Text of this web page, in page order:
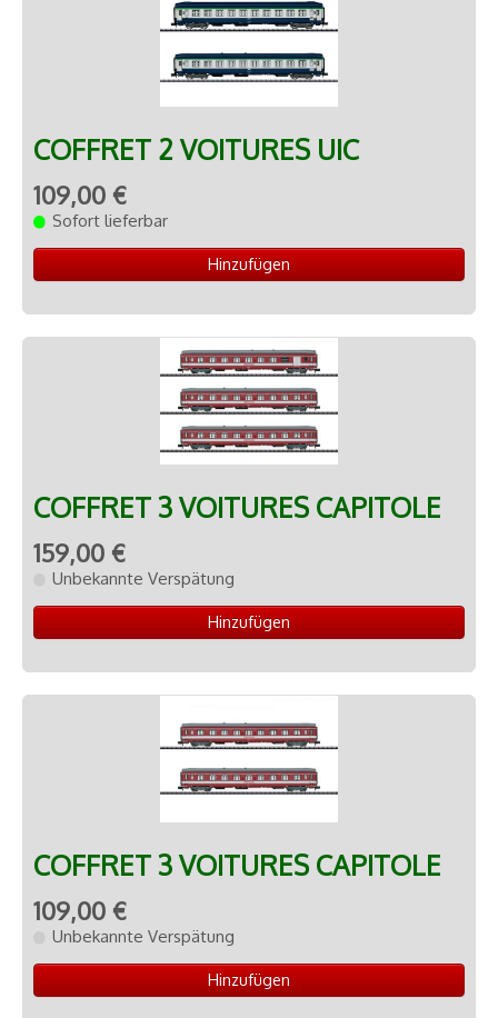
COFFRET 2 VOITURES UIC
109,00 €
Sofort lieferbar
Hinzufügen
COFFRET 3 VOITURES CAPITOLE
159,00 €
Unbekannte Verspätung
Hinzufügen
COFFRET 3 VOITURES CAPITOLE
109,00 €
Unbekannte Verspätung
Hinzufügen